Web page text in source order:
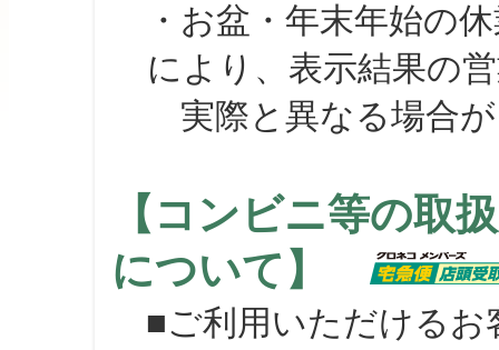
・お盆・年末年始の
により、表示結果の
実際と異なる場合が
【コンビニ等の取
について】
■ご利用いただけるお